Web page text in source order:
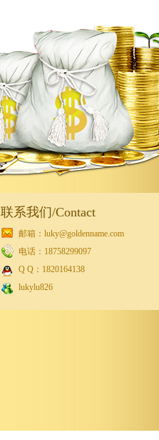
联系我们/Contact
邮箱：luky@goldenname.com
电话：18758299097
Q Q：1820164138
lukylu826